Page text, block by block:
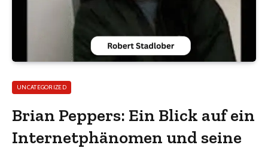
UNCATEGORIZED
Brian Peppers: Ein Blick auf ein
Internetphänomen und seine